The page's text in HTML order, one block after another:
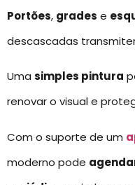
Portões, grades e
descascadas
Uma simples pintura
renovar o visual e
Com o suporte de um
moderno pode